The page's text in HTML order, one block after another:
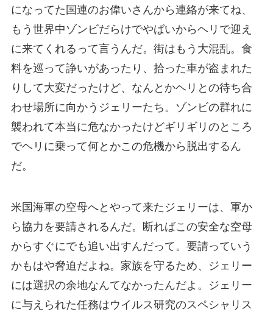
になってた国連のお偉いさんから連絡が来てね、
もう世界中ゾンビだらけでやばいからヘリで迎え
に来てくれるって言うんだ。街はもう大混乱。食
料を巡って諍いがあったり、拾った車が盗まれた
りして大変だったけど、なんとかヘリとの待ち合
わせ場所に向かうジェリーたち。ゾンビの群れに
襲われて本当に危なかったけどギリギリのところ
でヘリに乗って何とかこの危機から脱出するん
だ。
米国海軍の空母へとやって来たジェリーは、軍か
ら協力を要請されるんだ。断ればこの安全な空母
からすぐにでも追い出すんだって。要請っていう
かもはや脅迫だよね。家族を守るため、ジェリー
には選択の余地なんてなかったんだよ。ジェリー
に与えられた任務はウイルス研究のスペシャリス